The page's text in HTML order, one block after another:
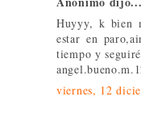
Huyyy, k bien
estar en
tiempo y
viernes, 12